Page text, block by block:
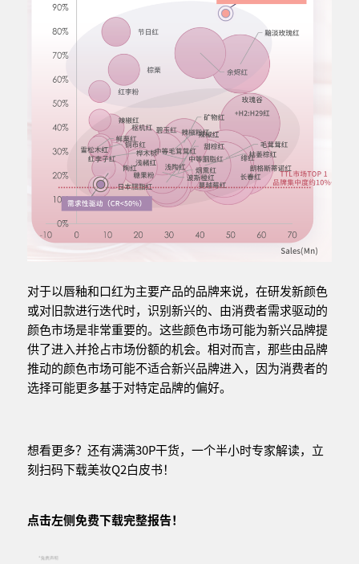
对于以唇釉和口红为主要产品的品牌来说，在研发新颜色
或对旧款进行迭代时，识别新兴的、由消费者需求驱动的
颜色市场是非常重要的。这些颜色市场可能为新兴品牌提
供了进入并抢占市场份额的机会。相对而言，那些由品牌
推动的颜色市场可能不适合新兴品牌进入，因为消费者的
选择可能更多基于对特定品牌的偏好。
想看更多？还有满满30P干货，一个半小时专家解读，立
刻扫码下载美妆Q2白皮书！
点击左侧免费下载完整报告！